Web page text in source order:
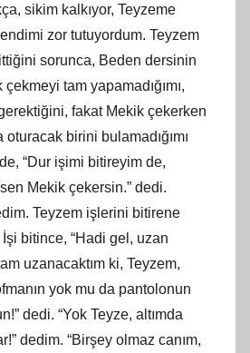
sikim kalkıyor, Teyzeme
zor tutuyordum. Teyzem
sorunca, Beden dersinin
tam yapamadığımı,
fakat Mekik çekerken
oturacak birini bulamadığımı
“Dur işimi bitireyim de,
Mekik çekersin.” dedi.
Teyzem işlerini bitirene
İşi bitince, “Hadi gel, uzan
uzanacaktım ki, Teyzem,
yok mu da pantolonun
dedi. “Yok Teyze, altımda
dedim. “Birşey olmaz canım,